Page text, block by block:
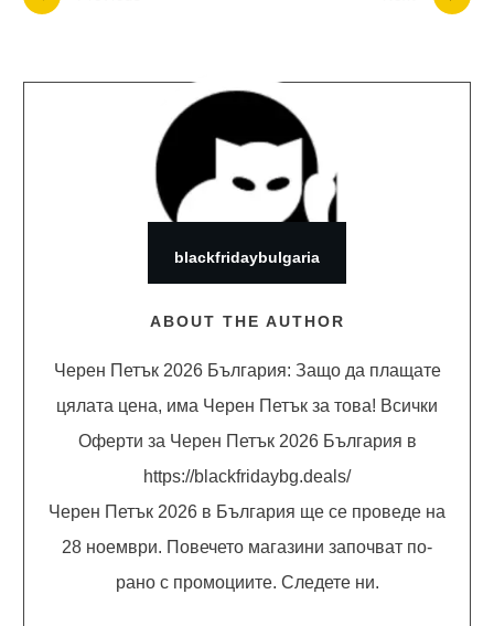
ABOUT THE AUTHOR
Черен Петък 2026 България: Защо да плащате
цялата цена, има Черен Петък за това! Всички
Оферти за Черен Петък 2026 България в
https://blackfridaybg.deals/
Черен Петък 2026 в България ще се проведе на
28 ноември. Повечето магазини започват по-
рано с промоциите. Следете ни.
blackfridaybulgaria